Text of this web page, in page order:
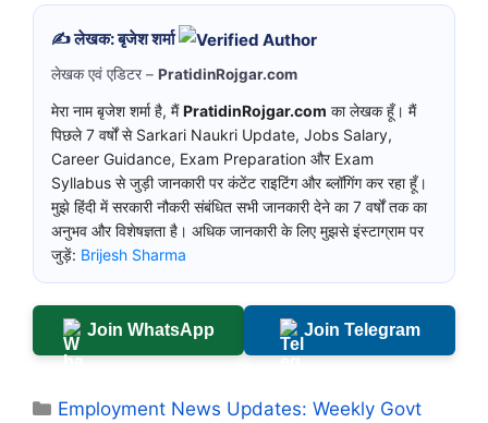
✍️ लेखक: बृजेश शर्मा
लेखक एवं एडिटर – PratidinRojgar.com
मेरा नाम बृजेश शर्मा है, मैंPratidinRojgar.com का लेखक हूँ। मैं
पिछले 7 वर्षों से Sarkari Naukri Update, Jobs Salary,
Career Guidance, Exam Preparation और Exam
Syllabus से जुड़ी जानकारी पर कंटेंट राइटिंग और ब्लॉगिंग कर रहा हूँ।
मुझे हिंदी में सरकारी नौकरी संबंधित सभी जानकारी देने का 7 वर्षों तक का
अनुभव और विशेषज्ञता है। अधिक जानकारी के लिए मुझसे इंस्टाग्राम पर
जुड़ें: Brijesh Sharma
Join WhatsApp Join Telegram
Categories
Employment News Updates: Weekly Govt